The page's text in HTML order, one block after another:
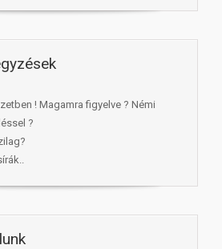
! Magamra figyelve ? Némi
?